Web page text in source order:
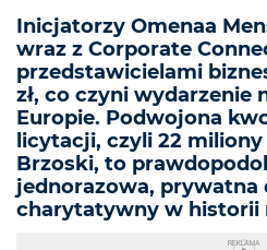
Inicjatorzy Omenaa
wraz z Corporate
przedstawicielami
zł, co czyni wydarzenie
Europie. Podwojona
licytacji, czyli 22 miliony
Brzoski, to
jednorazowa, prywatna
charytatywny w historii
REKLAMA